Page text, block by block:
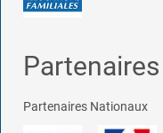
Partenaires
Partenaires Nationaux